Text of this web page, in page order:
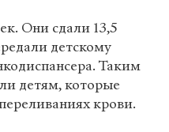
Они сдали 13,5
детскому
Таким
детям, которые
крови.